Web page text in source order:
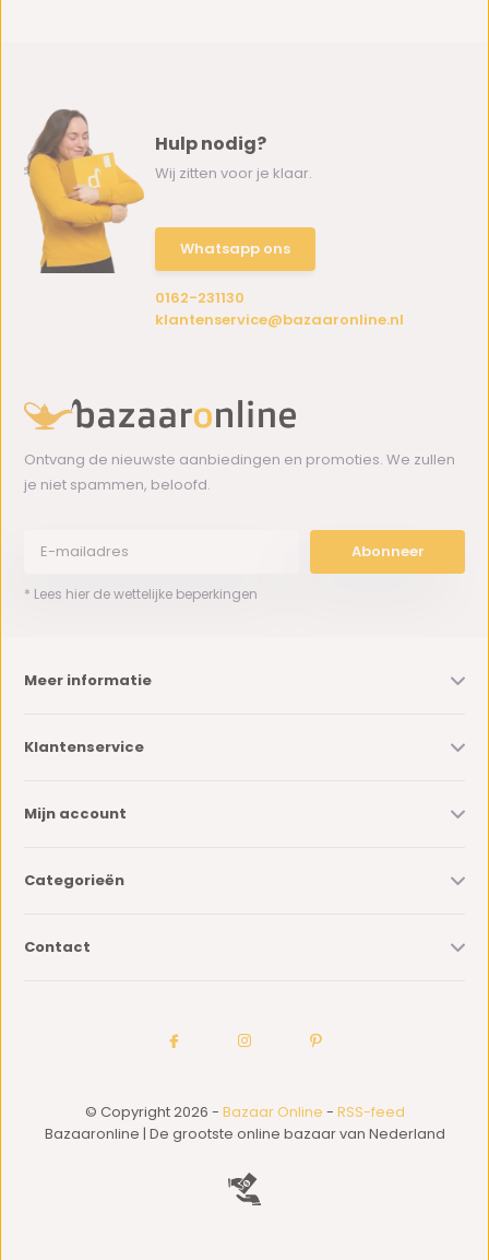
Hulp nodig?
Wij zitten voor je klaar.
Whatsapp ons
0162-231130
klantenservice@bazaaronline.nl
Ontvang de nieuwste aanbiedingen en promoties. We zullen
je niet spammen, beloofd.
Abonneer
* Lees hier de wettelijke beperkingen
Meer informatie
Klantenservice
Mijn account
Categorieën
Contact
© Copyright 2026 - Bazaar Online - RSS-feed
Bazaaronline | De grootste online bazaar van Nederland